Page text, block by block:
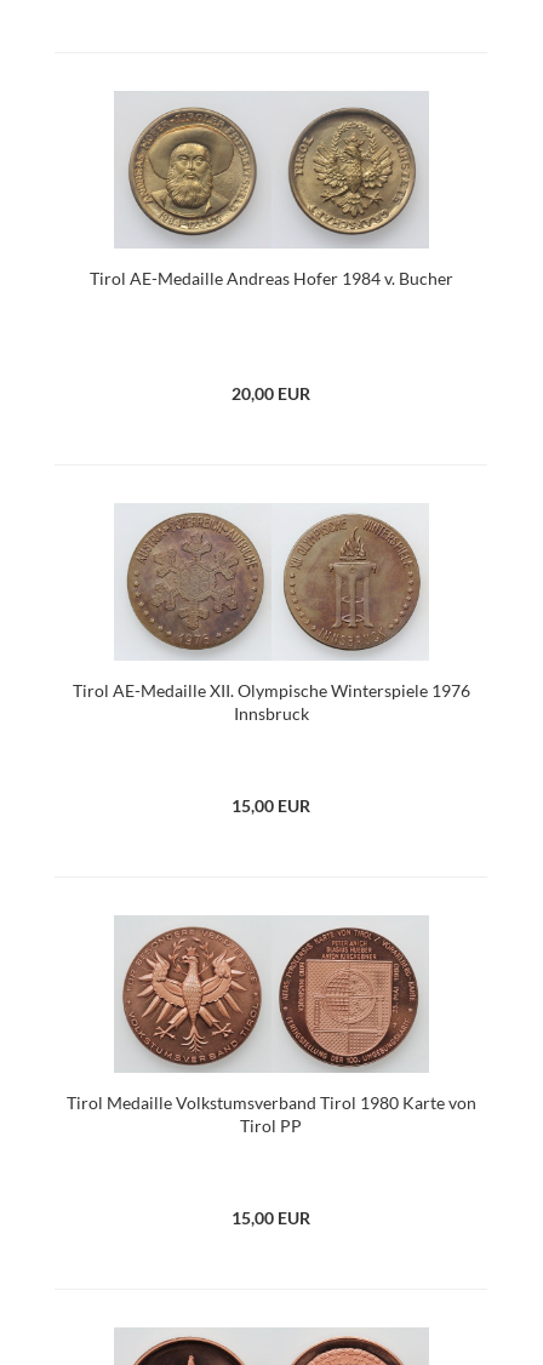
Tirol AE-Medaille Andreas Hofer 1984 v. Bucher
20,00 EUR
Tirol AE-Medaille XII. Olympische Winterspiele 1976
Innsbruck
15,00 EUR
Tirol Medaille Volkstumsverband Tirol 1980 Karte von
Tirol PP
15,00 EUR